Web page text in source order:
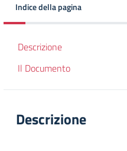
Indice della pagina
Descrizione
Il Documento
Descrizione